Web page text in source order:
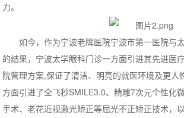
力。
如今，作为宁波老牌医院宁波市第一医院与
的结果，宁波太学眼科门诊一方面引进其先进医
院管理方案,保证了清洁、明亮的就医环境及更人
方面引进了全飞秒SMILE3.0、精雕7次元个性化
手术、老花近视激光矫正等屈光不正矫正技术，